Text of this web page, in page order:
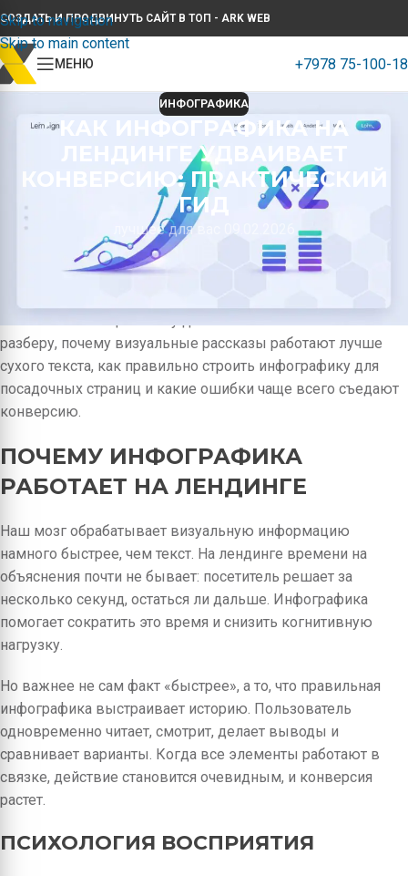
Skip to navigation
Skip to main content
СОЗДАТЬ И ПРОДВИНУТЬ САЙТ В ТОП - ARK WEB
МЕНЮ +7978 75-100-18
ИНФОГРАФИКА
КАК ИНФОГРАФИКА НА
ЛЕНДИНГЕ УДВАИВАЕТ
КОНВЕРСИЮ: ПРАКТИЧЕСКИЙ
ГИД
лучшее для вас 09.02.2026
Инфографика на лендинге — не просто картинка с
красивыми иконками. Это инструмент управления
разберу, почему визуальные рассказы работают лучше
сухого текста, как правильно строить инфографику для
посадочных страниц и какие ошибки чаще всего съедают
конверсию.
ПОЧЕМУ ИНФОГРАФИКА
РАБОТАЕТ НА ЛЕНДИНГЕ
Наш мозг обрабатывает визуальную информацию
намного быстрее, чем текст. На лендинге времени на
объяснения почти не бывает: посетитель решает за
несколько секунд, остаться ли дальше. Инфографика
помогает сократить это время и снизить когнитивную
нагрузку.
Но важнее не сам факт «быстрее», а то, что правильная
инфографика выстраивает историю. Пользователь
одновременно читает, смотрит, делает выводы и
сравнивает варианты. Когда все элементы работают в
связке, действие становится очевидным, и конверсия
растет.
ПСИХОЛОГИЯ ВОСПРИЯТИЯ